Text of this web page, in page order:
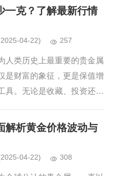
重要。未来两年黄金还会继
一克？了解最新行情
04-22) 257
人类历史上最重要的贵金属
是财富的象征，更是保值增
具。无论是收藏、投资还是
着市场波动，黄金的价格也
解析黄金价格波动与
04-22) 308